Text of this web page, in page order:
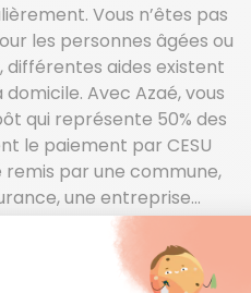
Vous n’êtes pas
les personnes âgées ou
différentes aides existent
domicile. Avec Azaé, vous
qui représente 50% des
le paiement par CESU
par une commune,
une entreprise…